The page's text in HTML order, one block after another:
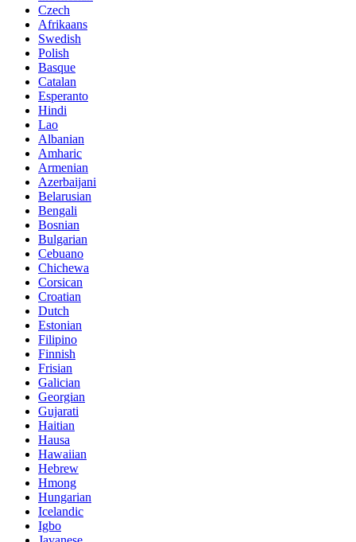
Czech
Afrikaans
Swedish
Polish
Basque
Catalan
Esperanto
Hindi
Lao
Albanian
Amharic
Armenian
Azerbaijani
Belarusian
Bengali
Bosnian
Bulgarian
Cebuano
Chichewa
Corsican
Croatian
Dutch
Estonian
Filipino
Finnish
Frisian
Galician
Georgian
Gujarati
Haitian
Hausa
Hawaiian
Hebrew
Hmong
Hungarian
Icelandic
Igbo